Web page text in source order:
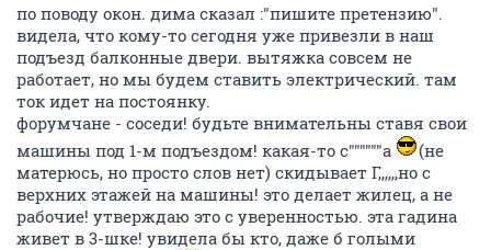
по поводу окон. дима сказал :"пишите претензию".
видела, что кому-то сегодня уже привезли в наш
подъезд балконные двери. вытяжка совсем не
работает, но мы будем ставить электрический. там
ток идет на постоянку.
форумчане - соседи! будьте внимательны ставя свои
машины под 1-м подъездом! какая-то с""""""а
(не
матерюсь, но просто слов нет) скидывает Г,,,,,,но с
верхних этажей на машины! это делает жилец, а не
рабочие! утверждаю это с уверенностью. эта гадина
живет в 3-шке! увидела бы кто, даже б голыми